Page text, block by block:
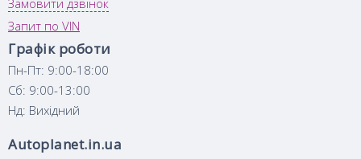
Запит по VIN
Графік роботи
Пн-Пт: 9:00-18:00
Сб: 9:00-13:00
Нд: Вихідний
Autoplanet.in.ua